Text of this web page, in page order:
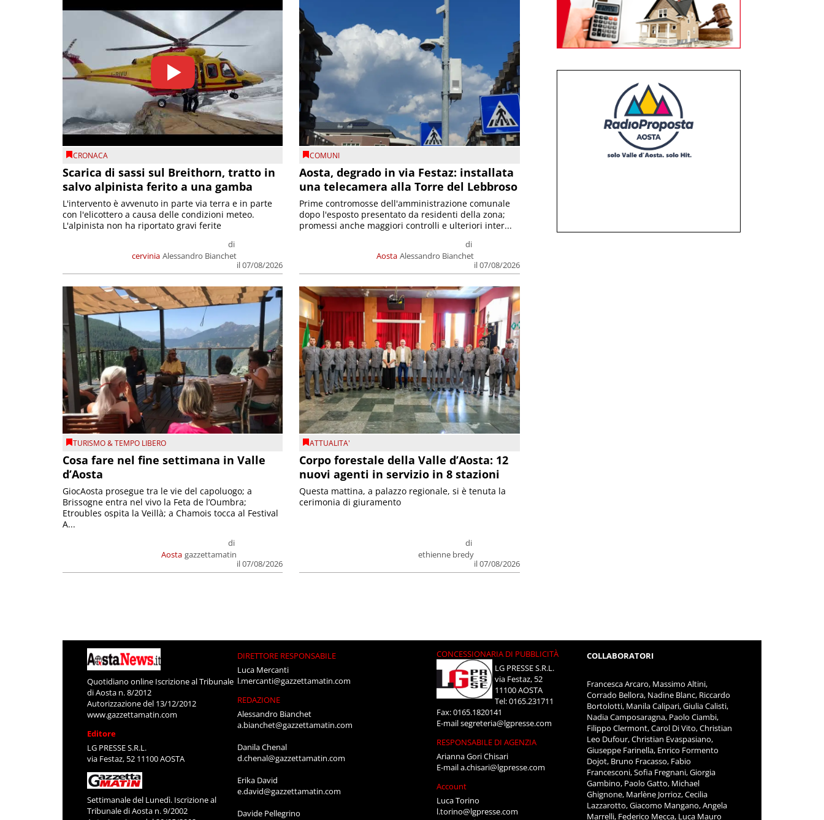
CRONACA
Scarica di sassi sul Breithorn, tratto in
salvo alpinista ferito a una gamba
cervinia
di
Alessandro Bianchet
il 07/08/2026
L'intervento è avvenuto in parte via terra e in parte
con l'elicottero a causa delle condizioni meteo.
L'alpinista non ha riportato gravi ferite
COMUNI
Aosta, degrado in via Festaz: installata
una telecamera alla Torre del Lebbroso
Aosta
di
Alessandro Bianchet
il 07/08/2026
Prime contromosse dell'amministrazione comunale
dopo l'esposto presentato da residenti della zona;
promessi anche maggiori controlli e ulteriori inter...
TURISMO & TEMPO LIBERO
Cosa fare nel fine settimana in Valle
d’Aosta
Aosta
di
gazzettamatin
il 07/08/2026
GiocAosta prosegue tra le vie del capoluogo; a
Brissogne entra nel vivo la Feta de l’Oumbra;
Etroubles ospita la Veillà; a Chamois tocca al Festival
A...
ATTUALITA'
Corpo forestale della Valle d’Aosta: 12
nuovi agenti in servizio in 8 stazioni
di
ethienne bredy
il 07/08/2026
Questa mattina, a palazzo regionale, si è tenuta la
cerimonia di giuramento
Quotidiano online Iscrizione al Tribunale
di Aosta n. 8/2012
Autorizzazione del 13/12/2012
www.gazzettamatin.com
Editore
LG PRESSE S.R.L.
via Festaz, 52 11100 AOSTA
Settimanale del Lunedì. Iscrizione al
Tribunale di Aosta n. 9/2002
DIRETTORE RESPONSABILE
Luca Mercanti
l.mercanti@gazzettamatin.com
REDAZIONE
Alessandro Bianchet
a.bianchet@gazzettamatin.com
Danila Chenal
d.chenal@gazzettamatin.com
Erika David
e.david@gazzettamatin.com
Davide Pellegrino
CONCESSIONARIA DI PUBBLICITÀ
LG PRESSE S.R.L.
via Festaz, 52
11100 AOSTA
Tel: 0165.231711
Fax: 0165.1820141
E-mailsegreteria@lgpresse.com
RESPONSABILE DI AGENZIA
Arianna Gori Chisari
E-maila.chisari@lgpresse.com
Account
Luca Torino
l.torino@lgpresse.com
COLLABORATORI
Francesca Arcaro, Massimo Altini,
Corrado Bellora, Nadine Blanc, Riccardo
Bortolotti, Manila Calipari, Giulia Calisti,
Nadia Camposaragna, Paolo Ciambi,
Filippo Clermont, Carol Di Vito, Christian
Leo Dufour, Christian Evaspasiano,
Giuseppe Farinella, Enrico Formento
Dojot, Bruno Fracasso, Fabio
Francesconi, Sofia Fregnani, Giorgia
Gambino, Paolo Gatto, Michael
Ghignone, Marlène Jorrioz, Cecilia
Lazzarotto, Giacomo Mangano, Angela
Marrelli, Federico Mecca, Luca Mauro